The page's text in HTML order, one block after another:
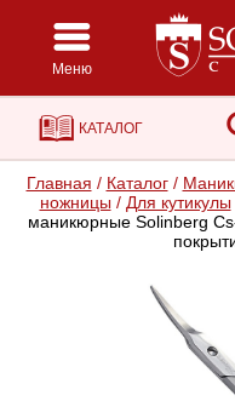
Меню
КАТАЛОГ
Главная / Каталог /
ножницы / Для кутикулы
маникюрные Solinberg